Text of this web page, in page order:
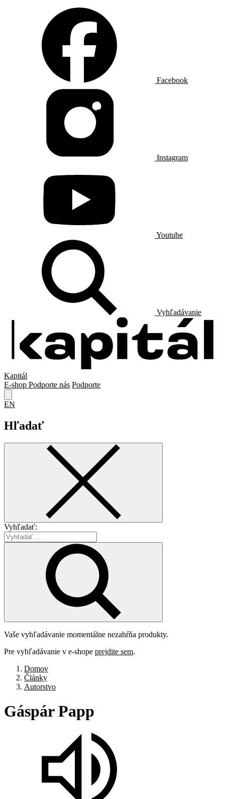
Facebook
Instagram
Youtube
Vyhľadávanie
Kapitál
E-shop Podporte nás Podporte
EN
Hľadať
Vyhľadať:
Vaše vyhľadávanie momentálne nezahŕňa produkty.
Pre vyhľadávanie v e-shope prejdite sem.
Domov
Články
Autorstvo
GáspárPapp